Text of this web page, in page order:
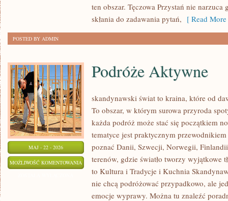
ten obszar. Tęczowa Przystań nie
skłania do zadawania pytań, [ Read
POSTED BY ADMIN
MAJ - 22 - 2026
MOŻLIWOŚĆ KOMENTOWANIA PODRÓŻE
AKTYWNE
Podróże Aktywne
skandynawski świat to kraina, które od
To obszar, w którym surowa przyroda
każda podróż może stać się początkiem
tematyce jest praktycznym
poznać Danii, Szwecji, Norwegii,
terenów, gdzie światło tworzy wyjątkowe
to Kultura i Tradycje i Kuchnia
nie chcą podróżować przypadkowo, ale
emocje wyprawy. Można tu znaleźć